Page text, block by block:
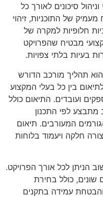
סיכונים לאורך כל
של התוכניות, זיהוי
חלופיות למקרה של
מבטיח שהפרויקט
בעיות בלתי צפויות.
תהליך מורכב הדורש
בין כל בעלי המקצוע
ועובדים. התיאום כולל
מתבצע לפי התכנון
המעורבים. תיאום
חלקה ויעמוד בלוחות
הניתן לכל אורך הפרויקט.
שונים, כולל בחירת
והבטחת עמידה בתקנים